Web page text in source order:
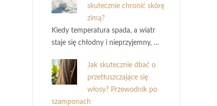
skutecznie chronić skórę
zimą?
Kiedy temperatura spada, a wiatr
staje się chłodny i nieprzyjemny, …
Jak skutecznie dbać o
przetłuszczające się
włosy? Przewodnik po
szamponach